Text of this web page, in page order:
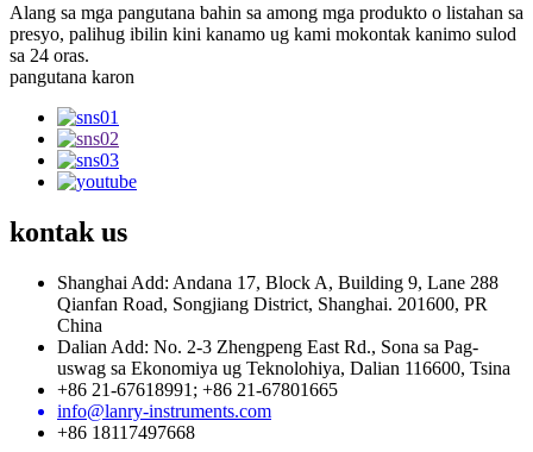
Alang sa mga pangutana bahin sa among mga produkto o listahan sa
presyo, palihug ibilin kini kanamo ug kami mokontak kanimo sulod
sa 24 oras.
pangutana karon
kontak us
Shanghai Add: Andana 17, Block A, Building 9, Lane 288
Qianfan Road, Songjiang District, Shanghai. 201600, PR
China
Dalian Add: No. 2-3 Zhengpeng East Rd., Sona sa Pag-
uswag sa Ekonomiya ug Teknolohiya, Dalian 116600, Tsina
+86 21-67618991; +86 21-67801665
info@lanry-instruments.com
+86 18117497668